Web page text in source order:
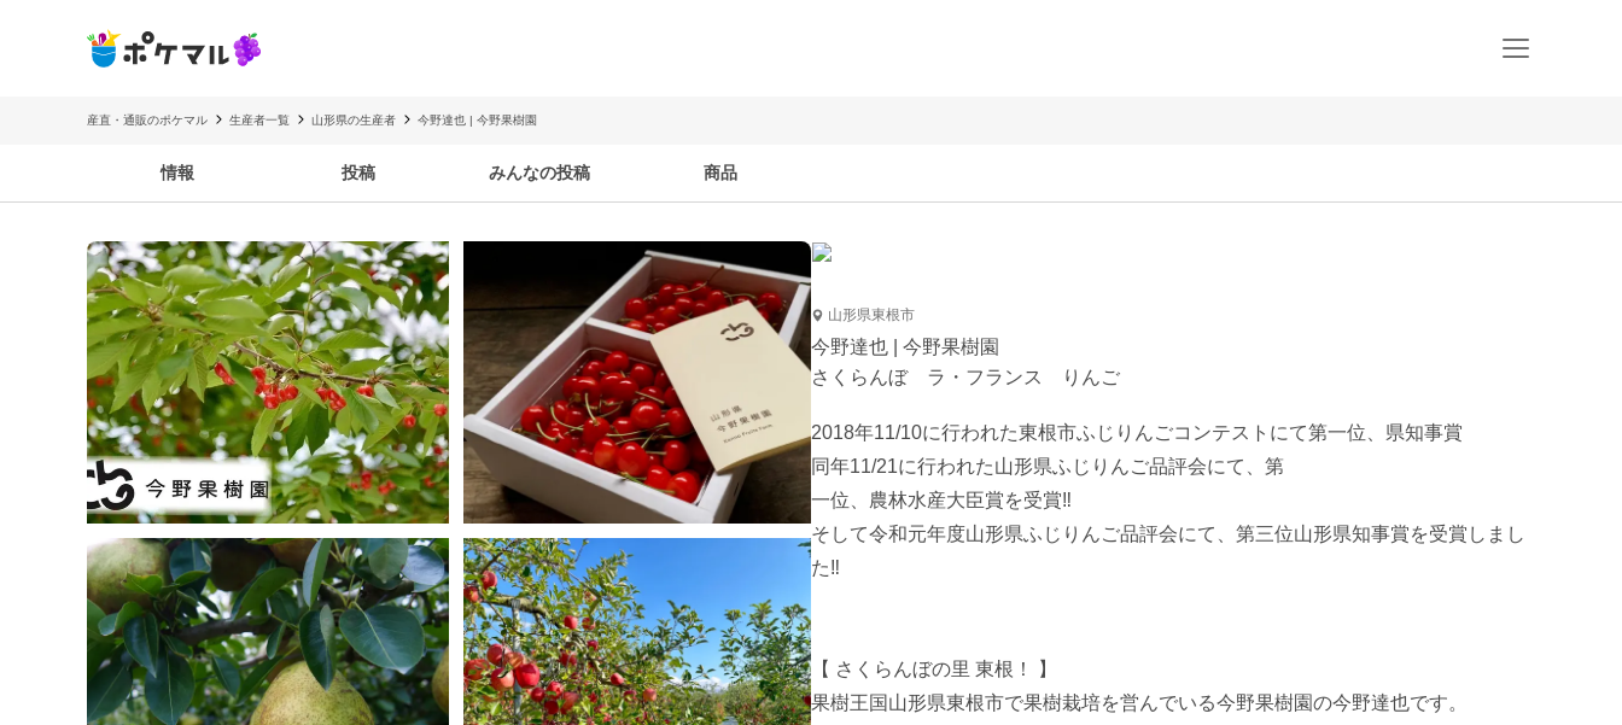
産直・通販のポケマル 生産者一覧 山形県の生産者 今野達也 | 今野果樹園
情報 投稿 みんなの投稿 商品
山形県東根市
今野達也 | 今野果樹園
さくらんぼ ラ・フランス りんご
2018年11/10に行われた東根市ふじりんごコンテストにて第一位、県知事賞
同年11/21に行われた山形県ふじりんご品評会にて、第
一位、農林水産大臣賞を受賞‼︎
そして令和元年度山形県ふじりんご品評会にて、第三位山形県知事賞を受賞しまし
た‼︎
【 さくらんぼの里 東根！ 】
果樹王国山形県東根市で果樹栽培を営んでいる今野果樹園の今野達也です。